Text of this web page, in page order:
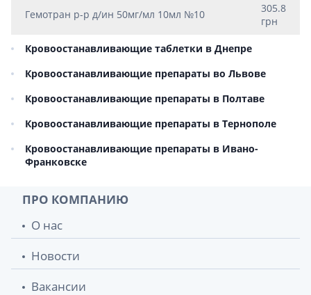
Гемотран р-р д/ин 50мг/мл 10мл №10
305.8
грн
Кровоостанавливающие таблетки в Днепре
Кровоостанавливающие препараты во Львове
Кровоостанавливающие препараты в Полтаве
Кровоостанавливающие препараты в Тернополе
Кровоостанавливающие препараты в Ивано-
Франковске
ПРО КОМПАНИЮ
О нас
Новости
Вакансии